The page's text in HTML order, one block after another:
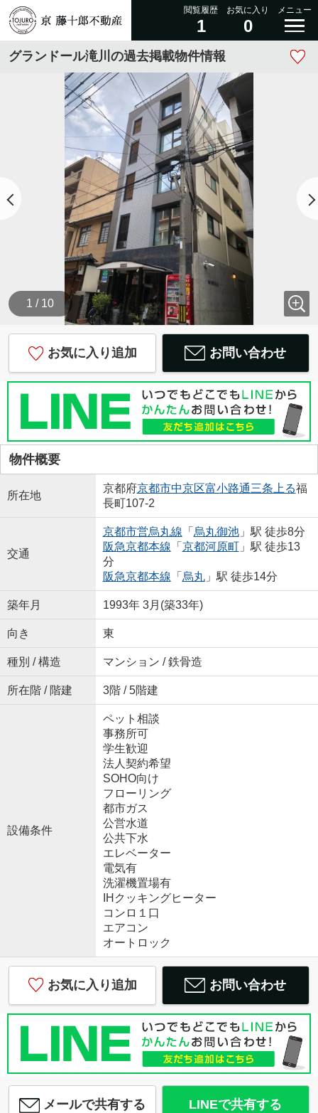
閲覧履歴
1
お気に入り
0
メニュー
グランドール滝川の過去掲載物件情報
1 / 10
お気に入り追加 お問い合わせ
物件概要
所在地
京都府京都市中京区富小路通三条上る福
長町107-2
交通
京都市営烏丸線 「 烏丸御池」駅 徒歩8分
阪急京都本線 「 京都河原町」駅 徒歩13
分
阪急京都本線 「 烏丸」駅 徒歩14分
築年月 1993年 3月(築33年)
向き 東
種別 / 構造 マンション / 鉄骨造
所在階 / 階建 3階 / 5階建
設備条件
ペット相談
事務所可
学生歓迎
法人契約希望
SOHO向け
フローリング
都市ガス
公営水道
公共下水
エレベーター
電気有
洗濯機置場有
IHクッキングヒーター
コンロ１口
エアコン
オートロック
お気に入り追加 お問い合わせ
メールで共有する LINEで共有する